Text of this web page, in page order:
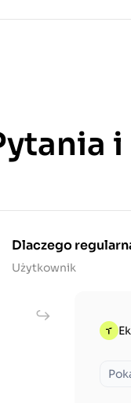
Dlaczego
Użytkownik